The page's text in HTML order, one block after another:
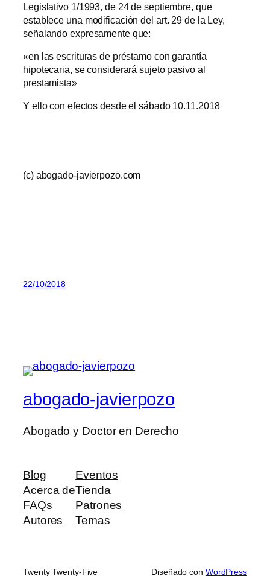
Legislativo 1/1993, de 24 de septiembre, que
establece una modificación del art. 29 de la Ley,
señalando expresamente que:
«en las escrituras de préstamo con garantía
hipotecaria, se considerará sujeto pasivo al
prestamista»
Y ello con efectos desde el sábado 10.11.2018
(c) abogado-javierpozo.com
22/10/2018
abogado-javierpozo
Abogado y Doctor en Derecho
Blog
Acerca de
FAQs
Autores
Eventos
Tienda
Patrones
Temas
Twenty Twenty-Five Diseñado con WordPress